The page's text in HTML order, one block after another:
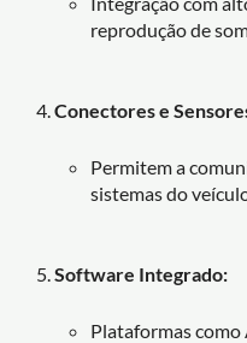
reprodução de
Conectores e
Permitem a
sistemas do
Software Integrado:
Plataformas